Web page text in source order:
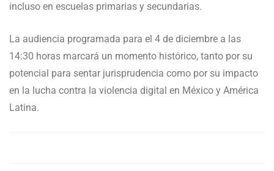
incluso en escuelas primarias y secundarias.
La audiencia programada para el 4 de diciembre a las
14:30 horas marcará un momento histórico, tanto por su
potencial para sentar jurisprudencia como por su impacto
en la lucha contra la violencia digital en México y América
Latina.